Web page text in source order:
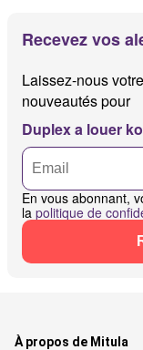
Recevez vos
Laissez-nous
nouveautés pour
Duplex a louer
En vous abonnant,
la politique de
À propos de Mitula